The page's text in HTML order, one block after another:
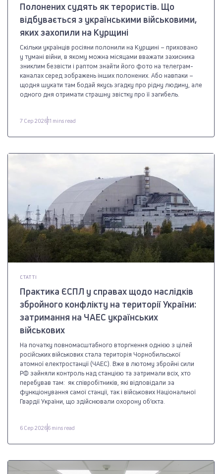
Полонених судять як терористів. Що
відбувається з українськими військовими,
яких захопили на Курщині
Скільки українців росіяни полонили на Курщині – приховано
у тумані війни, в якому можна місяцами вважати захисника
зниклим безвісти і раптом знайти його фото на телеграм-
каналах серед зображень інших полонених. Або навпаки –
щодня шукати там бодай якусь згадку про рідну людину, але
одного дня отримати страшну звістку про її загибель.
7 Сер 202611 mins read
СТАТТІ
Практика ЄСПЛ у справах щодо наслідків
збройного конфлікту на території України:
затримання на ЧАЕС українських
військових
На початку повномасштабного вторгнення однією з цілей
російських військових стала територія Чорнобильської
атомної електростанції (ЧАЕС). Вже в лютому збройні сили
РФ зайняли контроль над станцією та затримали всіх, хто
перебував там: як співробітників, які відповідали за
функціонування самої станції, так і військових Національної
Гвардії України, що здійснювали охорону об’єкта.
6 Сер 20266 mins read